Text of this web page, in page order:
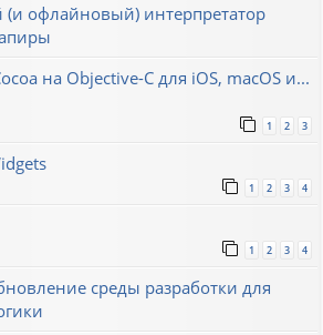
офлайновый) интерпретатор
на Objective-C для iOS, macOS и...
1 2 3
1 2 3 4
1 2 3 4
среды разработки для